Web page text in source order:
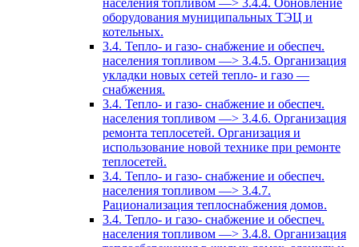
оборудования муниципальных ТЭЦ и
котельных.
3.4. Тепло- и газо- снабжение и обеспеч.
населения топливом —> 3.4.5. Организация
укладки новых сетей тепло- и газо —
снабжения.
3.4. Тепло- и газо- снабжение и обеспеч.
населения топливом —> 3.4.6. Организация
ремонта теплосетей. Организация и
использование новой технике при ремонте
теплосетей.
3.4. Тепло- и газо- снабжение и обеспеч.
населения топливом —> 3.4.7.
Рационализация теплоснабжения домов.
3.4. Тепло- и газо- снабжение и обеспеч.
населения топливом —> 3.4.8. Организация